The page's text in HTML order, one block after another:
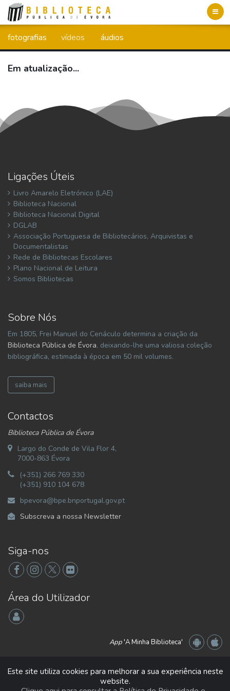
fotografias vídeos áudios
Em atualização...
Ligações Úteis
Livro Amarelo Eletrónico (LAE)
Biblioteca Nacional
Biblioteca Nacional Digital
DGLAB
Associação Portuguesa de Bibliotecários, Arquivistas e
Documentalistas
Rede de Bibliotecas Escolares
Plano Nacional de Leitura
Somos Bibliotecas
Sobre Nós
Em 1805, Frei Manuel do Cenáculo determina a criação da
Biblioteca Pública de Évora, deixando-lhe uma valiosa coleção
bibliográfica, estimada à época em 50 mil volumes.
saiba mais
Contactos
Biblioteca Pública de Évora
Largo do Conde de Vila Flor 4,
7000-863 Évora
(+351) 266 769 330
(+351) 910 104 678
bpevora@bpe.bnportugal.gov.pt
Subscreva a nossa Newsletter
Siga-nos
Área do Utilizador
App'A Minha Biblioteca'
Este site utiliza cookies para melhorar a sua experiência neste
website.